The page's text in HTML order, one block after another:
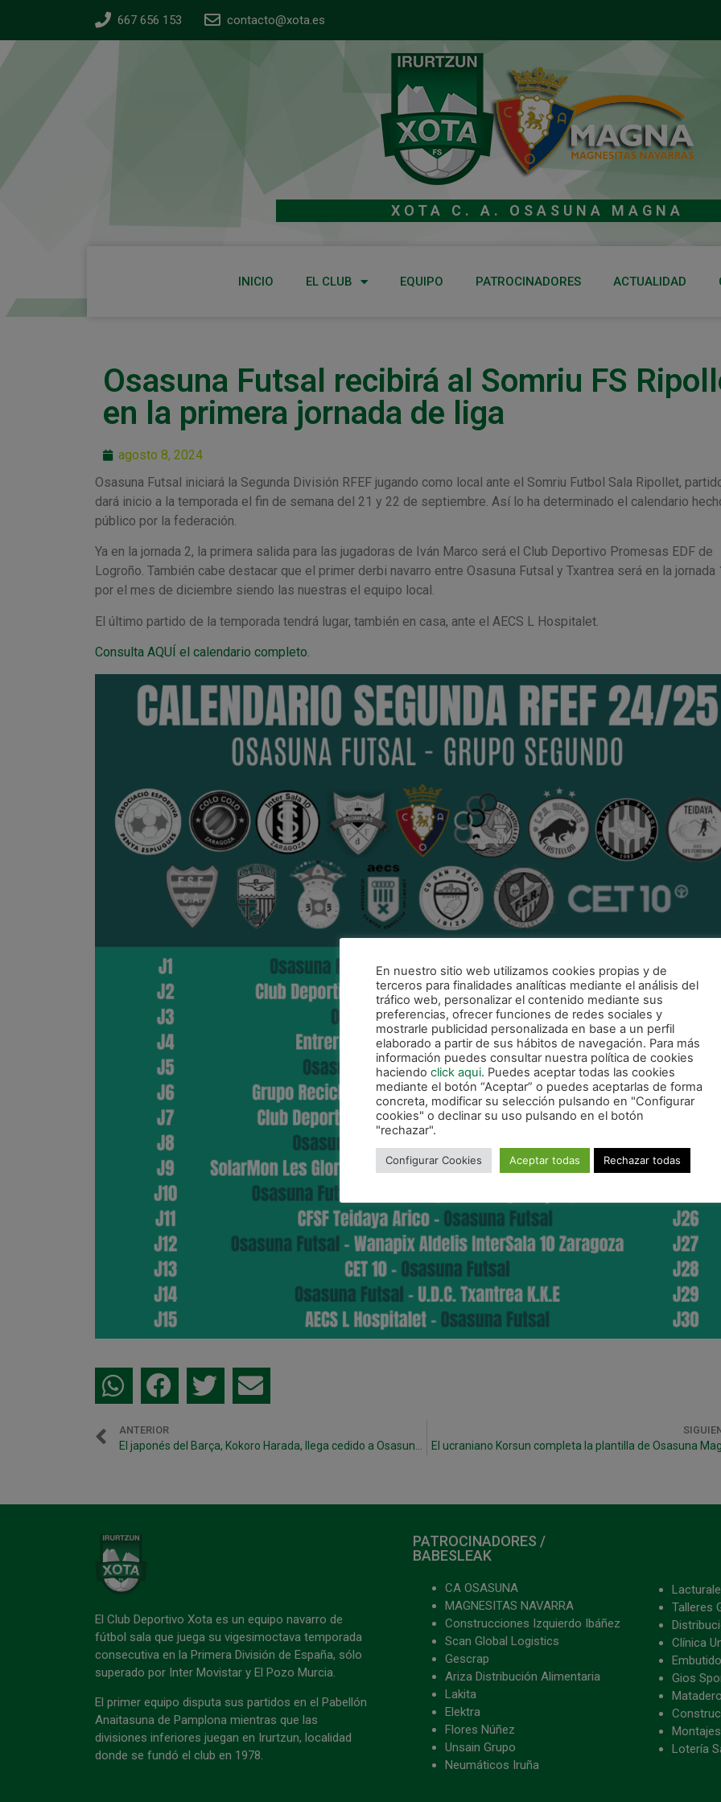
667 656 153 contacto@xota.es
XOTA C. A. OSASUNA MAGNA
INICIO EL CLUB EQUIPO PATROCINADORES ACTUALIDAD
Osasuna Futsal recibirá al Somriu FS
en la primera jornada de liga
agosto 8, 2024
Osasuna Futsal iniciará la Segunda División RFEF jugando como local ante el Somriu Futbol Sala Ripollet,
dará inicio a la temporada el fin de semana del 21 y 22 de septiembre. Así lo ha determinado el calendario
público por la federación.
Ya en la jornada 2, la primera salida para las jugadoras de Iván Marco será el Club Deportivo Promesas EDF de
Logroño. También cabe destacar que el primer derbi navarro entre Osasuna Futsal y Txantrea será en la jornada
por el mes de diciembre siendo las nuestras el equipo local.
El último partido de la temporada tendrá lugar, también en casa, ante el AECS L Hospitalet.
Consulta AQUÍ el calendario completo.
ANTERIOR
El ucraniano Korsun completa la plantilla de Osasuna
El Club Deportivo Xota es un equipo navarro de
fútbol sala que juega su vigesimoctava temporada
consecutiva en la Primera División de España, sólo
superado por Inter Movistar y El Pozo Murcia.
El primer equipo disputa sus partidos en el Pabellón
Anaitasuna de Pamplona mientras que las
divisiones inferiores juegan en Irurtzun, localidad
donde se fundó el club en 1978.
PATROCINADORES /
BABESLEAK
CA OSASUNA
MAGNESITAS NAVARRA
Construcciones Izquierdo Ibáñez
Scan Global Logistics
Gescrap
Ariza Distribución Alimentaria
Lakita
Elektra
Flores Núñez
Unsain Grupo
Neumáticos Iruña
Lacturale
Talleres
Clínica
Gios
Lotería
En nuestro sitio web utilizamos cookies propias y de
terceros para finalidades analíticas mediante el análisis del
tráfico web, personalizar el contenido mediante sus
preferencias, ofrecer funciones de redes sociales y
mostrarle publicidad personalizada en base a un perfil
elaborado a partir de sus hábitos de navegación. Para más
información puedes consultar nuestra política de cookies
haciendo click aqui. Puedes aceptar todas las cookies
mediante el botón “Aceptar” o puedes aceptarlas de forma
concreta, modificar su selección pulsando en "Configurar
cookies" o declinar su uso pulsando en el botón
"rechazar".
Configurar Cookies Aceptar todas Rechazar todas